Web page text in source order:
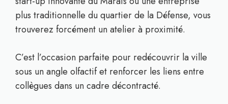
plus traditionnelle du quartier de la Défense, vous
trouverez forcément un atelier à proximité.
C’est l’occasion parfaite pour redécouvrir la ville
sous un angle olfactif et renforcer les liens entre
collègues dans un cadre décontracté.